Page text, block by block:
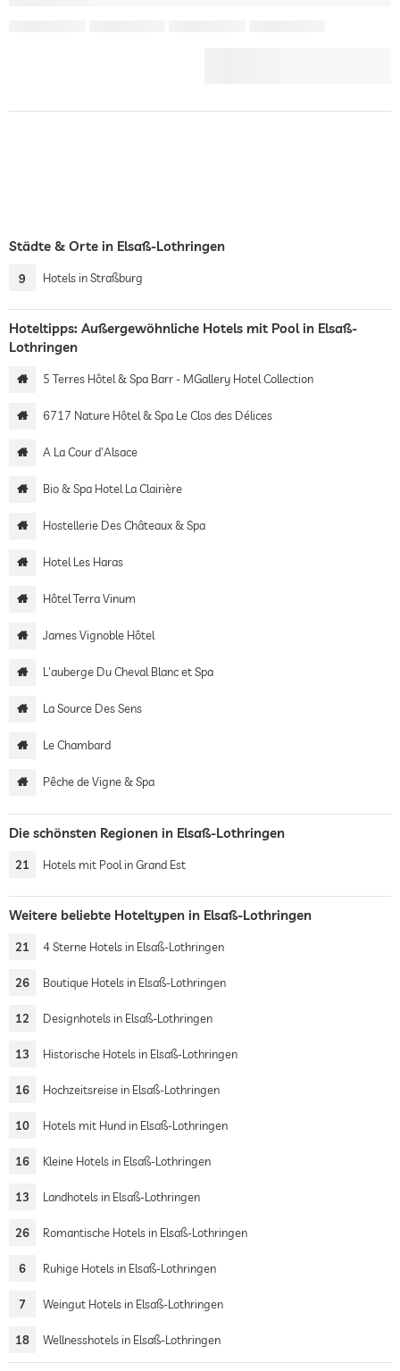
Städte & Orte in Elsaß-Lothringen
9 Hotels in Straßburg
Hoteltipps: Außergewöhnliche Hotels mit Pool in Elsaß-
Lothringen
5 Terres Hôtel & Spa Barr - MGallery Hotel Collection
6717 Nature Hôtel & Spa Le Clos des Délices
A La Cour d'Alsace
Bio & Spa Hotel La Clairière
Hostellerie Des Châteaux & Spa
Hotel Les Haras
Hôtel Terra Vinum
James Vignoble Hôtel
L'auberge Du Cheval Blanc et Spa
La Source Des Sens
Le Chambard
Pêche de Vigne & Spa
Die schönsten Regionen in Elsaß-Lothringen
21 Hotels mit Pool in Grand Est
Weitere beliebte Hoteltypen in Elsaß-Lothringen
21 4 Sterne Hotels in Elsaß-Lothringen
26 Boutique Hotels in Elsaß-Lothringen
12 Designhotels in Elsaß-Lothringen
13 Historische Hotels in Elsaß-Lothringen
16 Hochzeitsreise in Elsaß-Lothringen
10 Hotels mit Hund in Elsaß-Lothringen
16 Kleine Hotels in Elsaß-Lothringen
13 Landhotels in Elsaß-Lothringen
26 Romantische Hotels in Elsaß-Lothringen
6 Ruhige Hotels in Elsaß-Lothringen
7 Weingut Hotels in Elsaß-Lothringen
18 Wellnesshotels in Elsaß-Lothringen